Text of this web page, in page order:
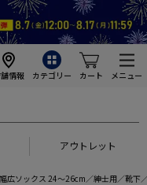
情報 カテゴリー カート メニュー
アウトレット
広ソックス 24～26cm／紳士用／靴